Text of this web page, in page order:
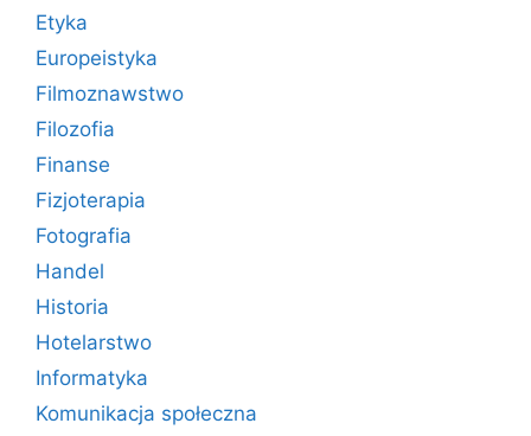
Etyka
Europeistyka
Filmoznawstwo
Filozofia
Finanse
Fizjoterapia
Fotografia
Handel
Historia
Hotelarstwo
Informatyka
Komunikacja społeczna